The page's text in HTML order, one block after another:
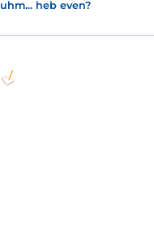
uhm... heb even?